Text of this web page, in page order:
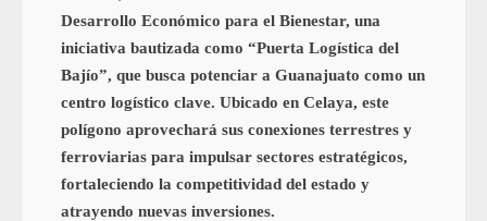
Desarrollo Económico para el Bienestar, una
iniciativa bautizada como “Puerta Logística del
Bajío”, que busca potenciar a Guanajuato como un
centro logístico clave. Ubicado en Celaya, este
polígono aprovechará sus conexiones terrestres y
ferroviarias para impulsar sectores estratégicos,
fortaleciendo la competitividad del estado y
atrayendo nuevas inversiones.